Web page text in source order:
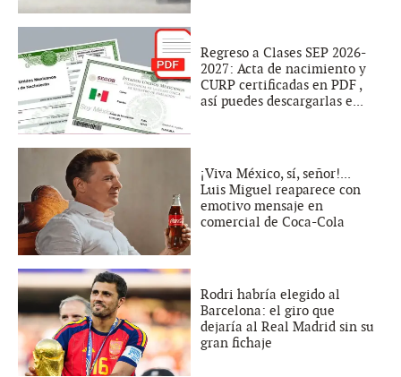
Regreso a Clases SEP 2026-
2027: Acta de nacimiento y
CURP certificadas en PDF ,
así puedes descargarlas e...
¡Viva México, sí, señor!...
Luis Miguel reaparece con
emotivo mensaje en
comercial de Coca-Cola
Rodri habría elegido al
Barcelona: el giro que
dejaría al Real Madrid sin su
gran fichaje